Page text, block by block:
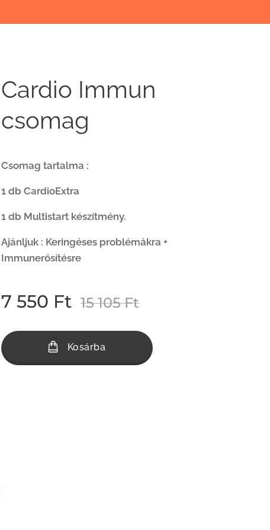
Cardio Immun
csomag
Csomag tartalma :
1 db CardioExtra
1 db Multistart készítmény.
Ajánljuk : Keringéses problémákra +
Immunerősítésre
7 550 Ft 15 105Ft
Kosárba